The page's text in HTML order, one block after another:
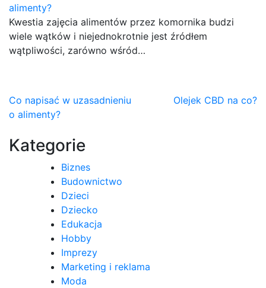
alimenty?
Kwestia zajęcia alimentów przez komornika budzi
wiele wątków i niejednokrotnie jest źródłem
wątpliwości, zarówno wśród…
Nawigacja
wpisu
Co napisać w uzasadnieniu
o alimenty?
Olejek CBD na co?
Kategorie
Biznes
Budownictwo
Dzieci
Dziecko
Edukacja
Hobby
Imprezy
Marketing i reklama
Moda